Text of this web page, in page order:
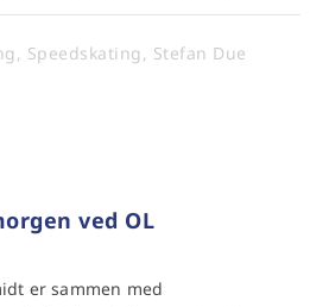
, Speedskating , Stefan Due
ved OL
er sammen med